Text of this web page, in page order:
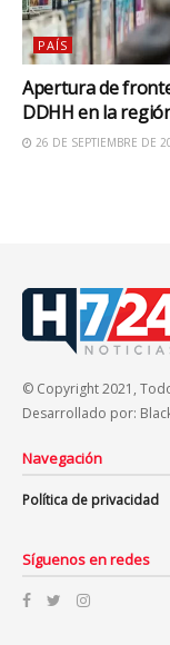
PAÍS
Apertura de
DDHH en la
26 DE SEPTIEMBRE DE
© Copyright 2021,
Desarrollado por:
Navegación
Política de privacidad
Síguenos en redes